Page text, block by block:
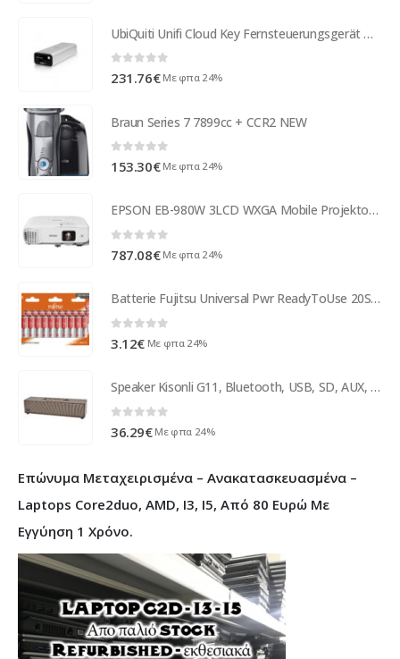
8.08€. είναι:
UbiQuiti Unifi Cloud Key Fernsteuerungsgerät UCK-G2
0 out of 5
231.76€ Με φπα 24%
Braun Series 7 7899cc + CCR2 NEW
0 out of 5
153.30€ Με φπα 24%
EPSON EB-980W 3LCD WXGA Mobile Projektor Lautsprecher V11H866040
0out of 5
787.08€ Με φπα 24%
Batterie Fujitsu Universal Pwr ReadyToUse 20St. AA LR6(20B) FU
3.12€ Με φπα 24%
Speaker Kisonli G11, Bluetooth, USB, SD, AUX, FM, Different colors - 22312
36.29€ Με φπα 24%
Επώνυμα Μεταχειρισμένα – Ανακατασκευασμένα –
Laptops Core2duo, AMD, I3, I5, Από 80 Ευρώ Με
Εγγύηση 1 Χρόνο.